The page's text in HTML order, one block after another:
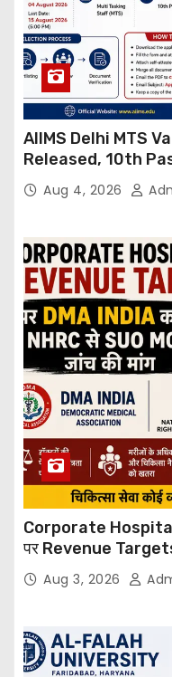
AIIMS Delhi MTS
Released, 10th
Through Email
Aug 4, 2026
Corporate
पर Revenue
बड़ा कदम, NHRC से
Aug 3, 2026